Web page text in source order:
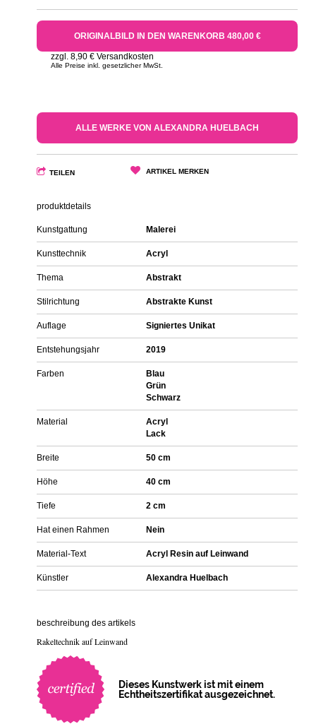
ORIGINALBILD IN DEN WARENKORB 480,00 €
zzgl. 8,90 € Versandkosten
Alle Preise inkl. gesetzlicher MwSt.
ALLE WERKE VON ALEXANDRA HUELBACH
TEILEN ARTIKEL MERKEN
produktdetails
Kunstgattung Malerei
Kunsttechnik Acryl
Thema Abstrakt
Stilrichtung Abstrakte Kunst
Auflage Signiertes Unikat
Entstehungsjahr 2019
Farben
Blau
Grün
Schwarz
Material
Acryl
Lack
Breite 50 cm
Höhe 40 cm
Tiefe 2 cm
Hat einen Rahmen Nein
Material-Text Acryl Resin auf Leinwand
Künstler Alexandra Huelbach
beschreibung des artikels
Rakeltechnik auf Leinwand
Dieses Kunstwerk ist mit einem
Echtheitszertifikat ausgezeichnet.